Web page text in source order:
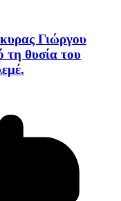
Γιώργου
τη θυσία του